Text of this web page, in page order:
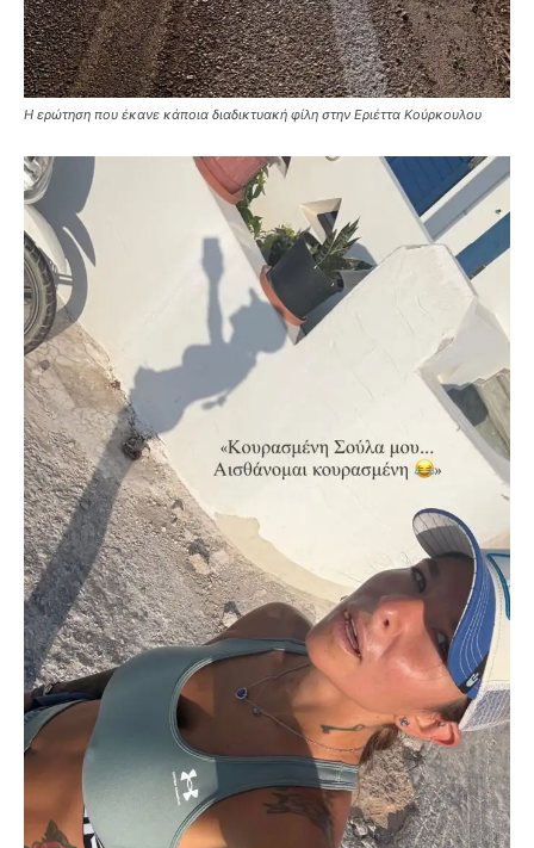
Η ερώτηση που έκανε κάποια διαδικτυακή φίλη στην Εριέττα Κούρκουλου